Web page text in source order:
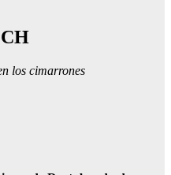
los cimarrones